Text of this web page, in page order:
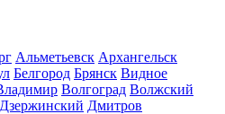
Альметьевск Архангельск
Белгород Брянск Видное
Волгоград Волжский
Дзержинский Дмитров